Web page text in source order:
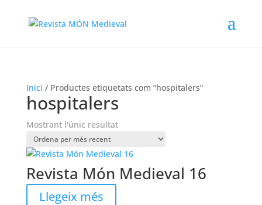
Inici / Productes etiquetats com “hospitalers”
hospitalers
Mostrant l'únic resultat
Revista Món Medieval 16
Llegeix més